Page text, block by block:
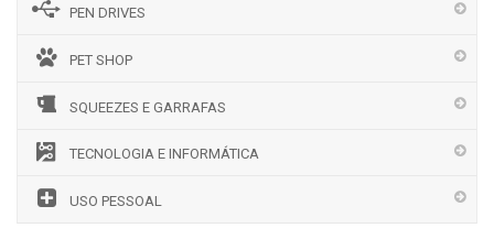
PEN DRIVES
PET SHOP
SQUEEZES E GARRAFAS
TECNOLOGIA E INFORMÁTICA
USO PESSOAL